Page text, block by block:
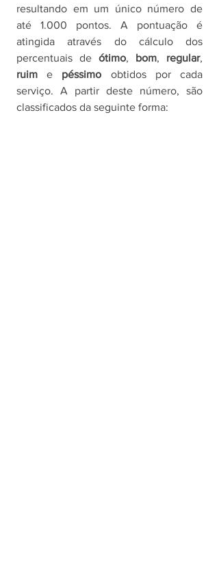
resultando em um único número de
até 1.000 pontos. A pontuação é
atingida através do cálculo dos
percentuais de ótimo, bom, regular
ruim e péssimo obtidos por cada
serviço. A partir deste número, são
classificados da seguinte forma: